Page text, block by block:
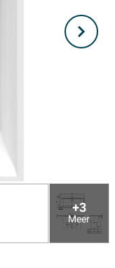
+3
Meer